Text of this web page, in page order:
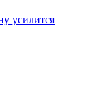
усилится